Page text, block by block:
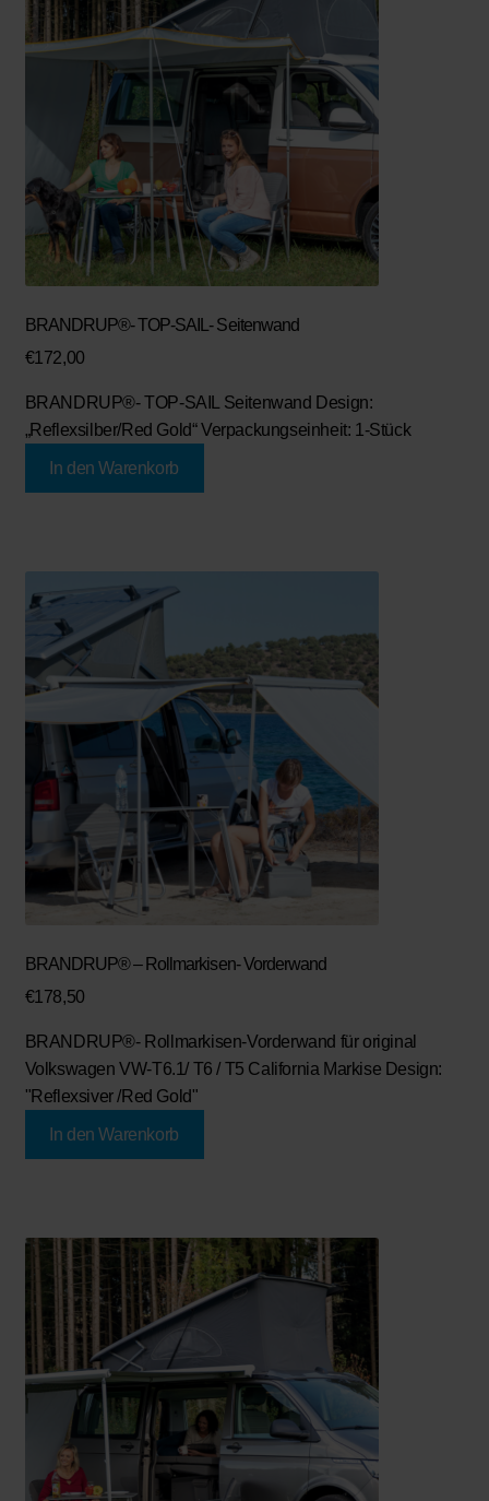
BRANDRUP®- TOP-SAIL- Seitenwand
€172,00
BRANDRUP®- TOP-SAIL Seitenwand Design:
„Reflexsilber/Red Gold“ Verpackungseinheit: 1-Stück
In den Warenkorb
BRANDRUP® – Rollmarkisen- Vorderwand
€178,50
BRANDRUP®- Rollmarkisen-Vorderwand für original
Volkswagen VW-T6.1/ T6 / T5 California Markise Design:
"Reflexsiver /Red Gold"
In den Warenkorb